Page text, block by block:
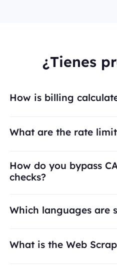
¿Tienes
How is billing
What are the rate
How do you bypass
checks?
Which languages are
What is the Web